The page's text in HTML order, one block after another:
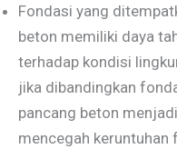
Fondasi yang
beton memiliki daya
terhadap kondisi
jika dibandingkan
pancang beton
mencegah keruntuhan